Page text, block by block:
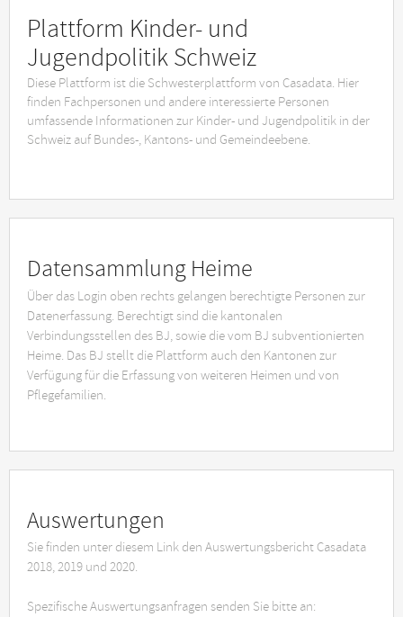
Plattform Kinder- und
Jugendpolitik Schweiz
Diese Plattform ist die Schwesterplattform von Casadata. Hier
finden Fachpersonen und andere interessierte Personen
umfassende Informationen zur Kinder- und Jugendpolitik in der
Schweiz auf Bundes-, Kantons- und Gemeindeebene.
Datensammlung Heime
Über das Login oben rechts gelangen berechtigte Personen zur
Datenerfassung. Berechtigt sind die kantonalen
Verbindungsstellen des BJ, sowie die vom BJ subventionierten
Heime. Das BJ stellt die Plattform auch den Kantonen zur
Verfügung für die Erfassung von weiteren Heimen und von
Pflegefamilien.
Auswertungen
Sie finden unter diesem Link den Auswertungsbericht Casadata
2018, 2019 und 2020.
Spezifische Auswertungsanfragen senden Sie bitte an: